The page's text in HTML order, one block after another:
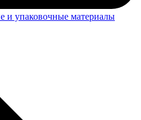
и упаковочные материалы